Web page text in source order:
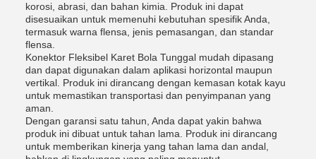
korosi, abrasi, dan bahan kimia. Produk ini dapat
disesuaikan untuk memenuhi kebutuhan spesifik Anda,
termasuk warna flensa, jenis pemasangan, dan standar
flensa.
Konektor Fleksibel Karet Bola Tunggal mudah dipasang
dan dapat digunakan dalam aplikasi horizontal maupun
vertikal. Produk ini dirancang dengan kemasan kotak kayu
untuk memastikan transportasi dan penyimpanan yang
aman.
Dengan garansi satu tahun, Anda dapat yakin bahwa
produk ini dibuat untuk tahan lama. Produk ini dirancang
untuk memberikan kinerja yang tahan lama dan andal,